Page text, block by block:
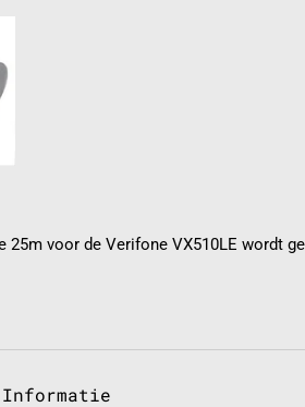
voor de Verifone VX510LE wordt
Informatie